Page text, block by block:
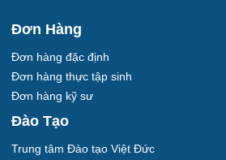
Đơn Hàng
Đơn hàng đặc định
Đơn hàng thực tập sinh
Đơn hàng kỹ sư
Đào Tạo
Trung tâm Đào tạo Việt Đức